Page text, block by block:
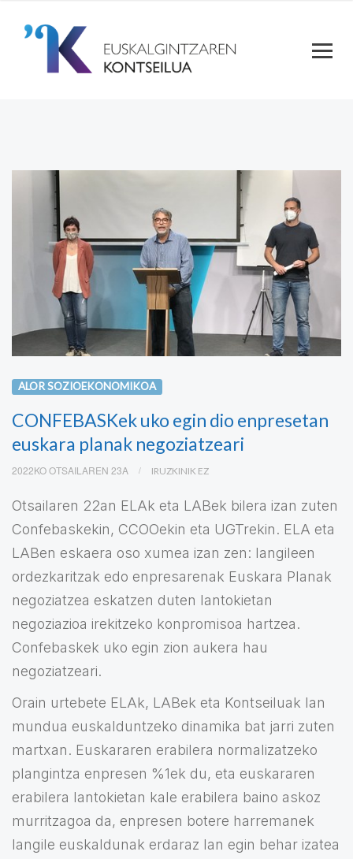
ALOR SOZIOEKONOMIKOA
CONFEBASKek uko egin dio enpresetan
euskara planak negoziatzeari
2022KO OTSAILAREN 23A IRUZKINIK EZ
Otsailaren 22an ELAk eta LABek bilera izan zuten
Confebaskekin, CCOOekin eta UGTrekin. ELA eta
LABen eskaera oso xumea izan zen: langileen
ordezkaritzak edo enpresarenak Euskara Planak
negoziatzea eskatzen duten lantokietan
negoziazioa irekitzeko konpromisoa hartzea.
Confebaskek uko egin zion aukera hau
negoziatzeari.
Orain urtebete ELAk, LABek eta Kontseiluak lan
mundua euskalduntzeko dinamika bat jarri zuten
martxan. Euskararen erabilera normalizatzeko
plangintza enpresen %1ek du, eta euskararen
erabilera lantokietan kale erabilera baino askoz
murritzagoa da, enpresen botere harremanek
langile euskaldunak erdaraz lan egin behar izatea